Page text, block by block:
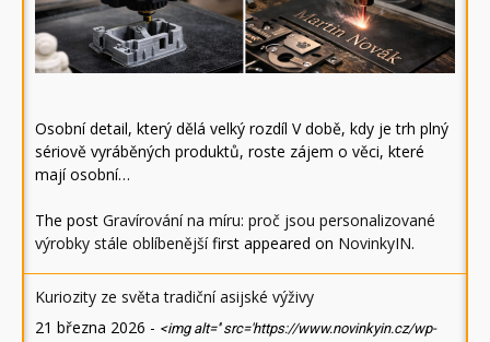
Osobní detail, který dělá velký rozdíl V době, kdy je trh plný
sériově vyráběných produktů, roste zájem o věci, které
mají osobní…
The post Gravírování na míru: proč jsou personalizované
výrobky stále oblíbenějšífirst appeared on NovinkyIN.
Kuriozity ze světa tradiční asijské výživy
21 března 2026 - <img alt='' src='https://www.novinkyin.cz/wp-